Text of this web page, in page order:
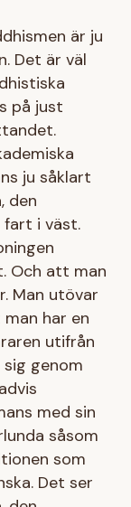
är ju
Det är väl
på just
ju såklart
den
fart i väst.
Och att man
Man utövar
har en
utifrån
genom
med sin
såsom
som
Det ser